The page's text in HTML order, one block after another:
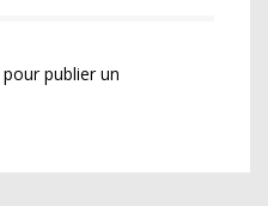
pour publier un